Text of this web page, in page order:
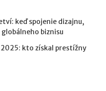
keď spojenie dizajnu,
biznisu
kto získal prestížny